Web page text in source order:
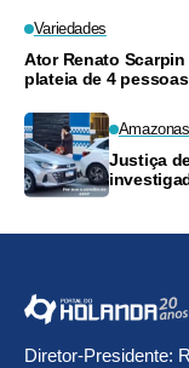
Variedades
Ator Renato
plateia de 4 pessoas
Amazonas
Justiça
Diretor-Presidente: